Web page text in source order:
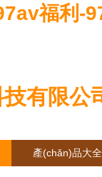
福利-
有限公
產(chǎn)品大全